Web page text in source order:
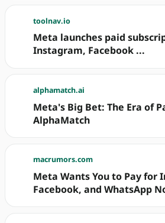
toolnav.io
Meta launches paid
Instagram, Facebook ...
alphamatch.ai
Meta's Big Bet: The Era of
AlphaMatch
macrumors.com
Meta Wants You to Pay for
Facebook, and WhatsApp